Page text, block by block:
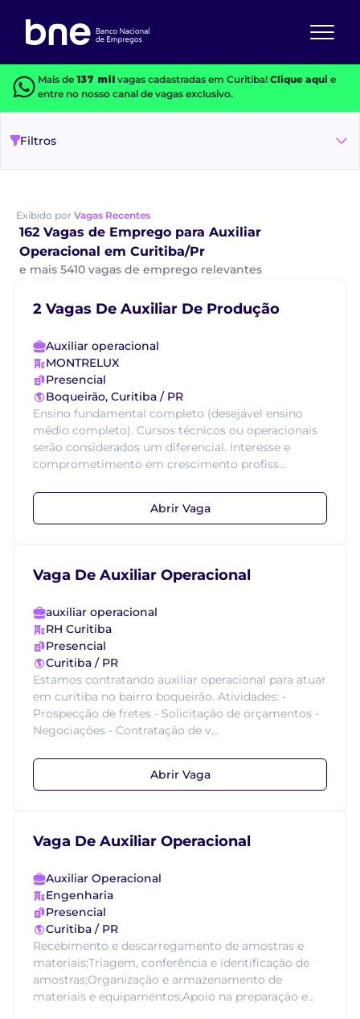
Mais de 137 milvagas cadastradas em Curitiba! Clique aquie
entre no nosso canal de vagas exclusivo.
Filtros
Exibido por Vagas Recentes
162 Vagas de Emprego para Auxiliar
Operacional em Curitiba/Pr
e mais 5410 vagas de emprego relevantes
2 Vagas De Auxiliar De Produção
Auxiliar operacional
MONTRELUX
Presencial
Boqueirão, Curitiba / PR
Ensino fundamental completo (desejável ensino
médio completo). Cursos técnicos ou operacionais
serão considerados um diferencial. Interesse e
comprometimento em crescimento profiss...
Abrir Vaga
Vaga De Auxiliar Operacional
auxiliar operacional
RH Curitiba
Presencial
Curitiba / PR
Estamos contratando auxiliar operacional para atuar
em curitiba no bairro boqueirão. Atividades: -
Prospecção de fretes - Solicitação de orçamentos -
Negociações - Contratação de v...
Abrir Vaga
Vaga De Auxiliar Operacional
Auxiliar Operacional
Engenharia
Presencial
Curitiba / PR
Recebimento e descarregamento de amostras e
materiais;Triagem, conferência e identificação de
amostras;Organização e armazenamento de
materiais e equipamentos;Apoio na preparação e...